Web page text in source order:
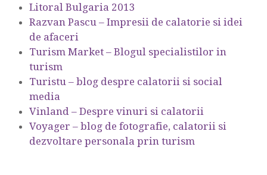
Litoral Bulgaria 2013
Razvan Pascu – Impresii de calatorie si idei
de afaceri
Turism Market – Blogul specialistilor in
turism
Turistu – blog despre calatorii si social
media
Vinland – Despre vinuri si calatorii
Voyager – blog de fotografie, calatorii si
dezvoltare personala prin turism